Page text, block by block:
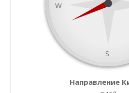
W
S
Направление
Leaflet